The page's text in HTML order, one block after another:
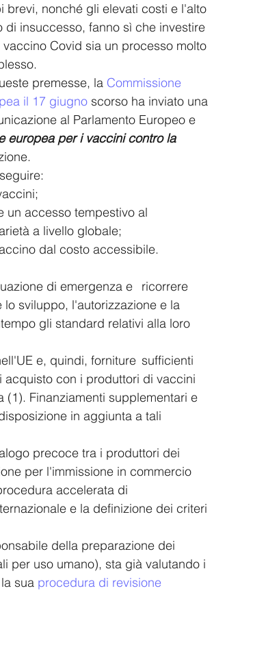
brevi, nonché gli elevati costi e l'alto
di insuccesso, fanno sì che investire
vaccino Covid sia un processo molto
premesse, la Commissione
il 17 giugno scorso ha inviato una
al Parlamento Europeo e
europea per i vaccini contro la
un accesso tempestivo al
di emergenza e 	ricorrere
sviluppo, l'autorizzazione e la
gli standard relativi alla loro
con i produttori di vaccini
Finanziamenti supplementari e
in aggiunta a tali
precoce tra i produttori dei
per l'immissione in commercio
accelerata di
e la definizione dei criteri
della preparazione dei
per uso umano), sta già valutando i
sua procedura di revisione